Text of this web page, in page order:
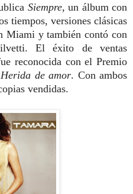
Siempre, un álbum con
tiempos, versiones clásicas
Miami y también contó con
El éxito de ventas
reconocida con el Premio
Herida de amor. Con ambos
vendidas.